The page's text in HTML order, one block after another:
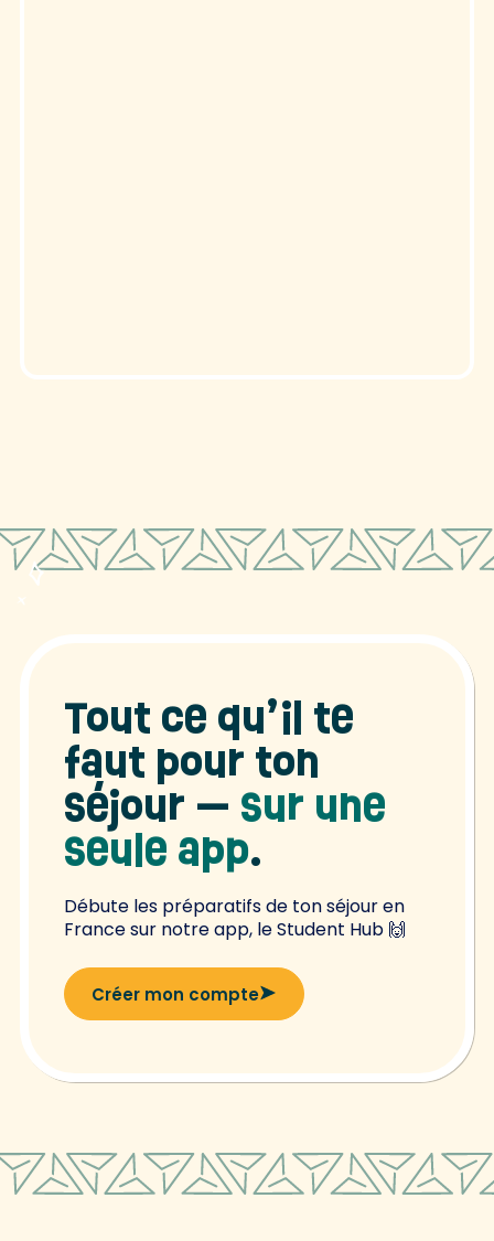
Tout ce qu’il te
faut pour ton
séjour — sur une
seule app.
Débute les préparatifs de ton séjour en
France sur notre app, le Student Hub 🙌
Créer mon compte